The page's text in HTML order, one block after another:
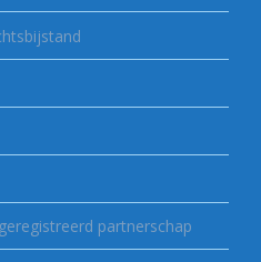
partnerschap